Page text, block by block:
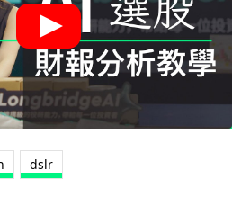
dslr